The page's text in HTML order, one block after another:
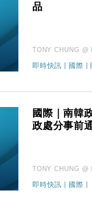
品
TONY CHUNG @
即時快訊 | 國際 |
國際｜南韓
政處分事前
TONY CHUNG @
即時快訊 國際